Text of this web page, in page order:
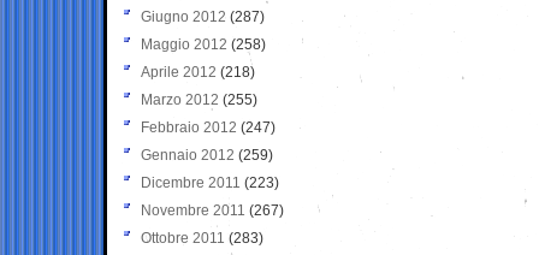
Giugno 2012 (287)
Maggio 2012 (258)
Aprile 2012 (218)
Marzo 2012 (255)
Febbraio 2012 (247)
Gennaio 2012 (259)
Dicembre 2011 (223)
Novembre 2011 (267)
Ottobre 2011 (283)